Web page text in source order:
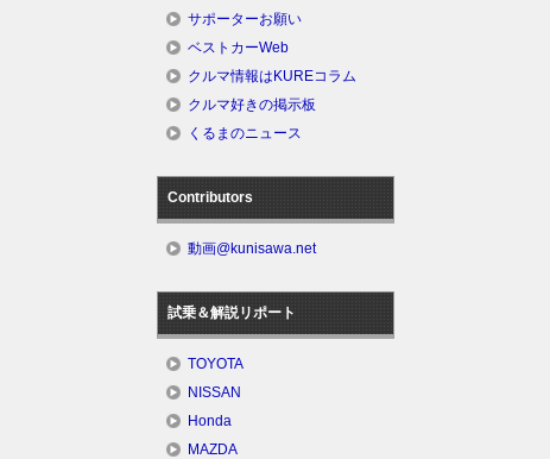
サポーターお願い
ベストカーWeb
クルマ情報はKUREコラム
クルマ好きの掲示板
くるまのニュース
Contributors
動画@kunisawa.net
試乗＆解説リポート
TOYOTA
NISSAN
Honda
MAZDA